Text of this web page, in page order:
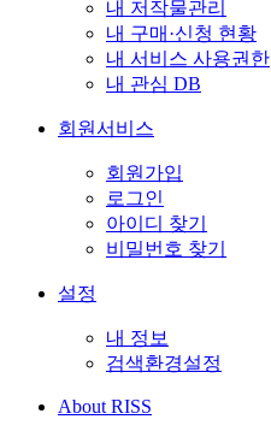
내 저작물관리
내 구매·신청 현황
내 서비스 사용권한
내 관심 DB
회원서비스
회원가입
로그인
아이디 찾기
비밀번호 찾기
설정
내 정보
검색환경설정
About RISS